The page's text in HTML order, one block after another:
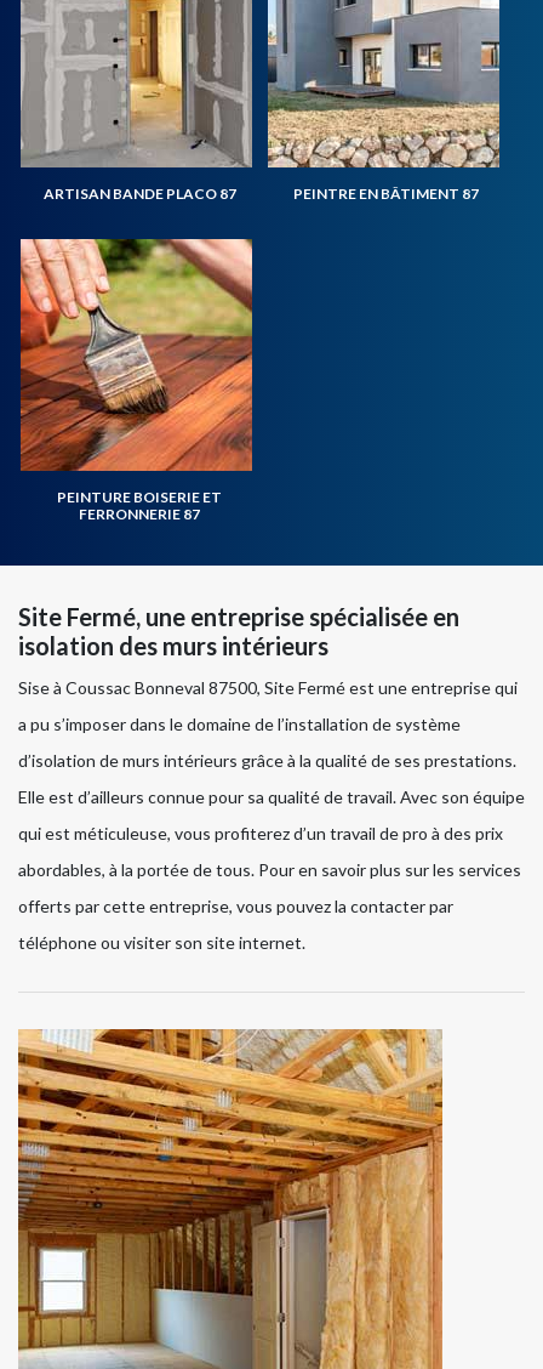
ARTISAN BANDE PLACO 87 PEINTRE EN BÂTIMENT 87
PEINTURE BOISERIE ET
FERRONNERIE 87
Site Fermé, une entreprise spécialisée en
isolation des murs intérieurs
Sise à Coussac Bonneval 87500, Site Fermé est une entreprise qui
a pu s’imposer dans le domaine de l’installation de système
d’isolation de murs intérieurs grâce à la qualité de ses prestations.
Elle est d’ailleurs connue pour sa qualité de travail. Avec son équipe
qui est méticuleuse, vous profiterez d’un travail de pro à des prix
abordables, à la portée de tous. Pour en savoir plus sur les services
offerts par cette entreprise, vous pouvez la contacter par
téléphone ou visiter son site internet.